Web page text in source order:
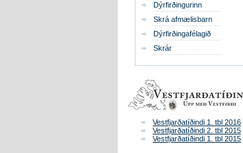
Dýrfirðingurinn
Skrá afmælisbarn
Dýrfirðingafélagið
Skrár
Vestfjarðatíðindi 1. tbl 2016
Vestfjarðatíðindi 2. tbl 2015
Vestfjarðatíðindi 1. tbl 2015